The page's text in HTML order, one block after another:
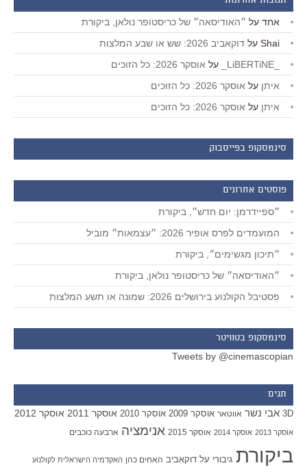
אחד על ״האודיסאה״ של כריסטופר נולאן, ביקורת
Shai על דוקאביב 2026: שש או שבע המלצות
על אוסקר 2026: כל הזוכים
איתן על אוסקר 2026: כל הזוכים
איתן על אוסקר 2026: כל הזוכים
סינמסקופ בפייסבוק
פוסטים אחרונים
״ספיידרמן: יום חדש״, ביקורת
המועמדים לפרס אופיר 2026: ״עצמאות״ מוביל
״תיכון מגשימים״, ביקורת
״האודיסאה״ של כריסטופר נולאן, ביקורת
פסטיבל הקולנוע בירושלים 2026: שמונה או תשע המלצות
סינמסקופ בטוויטר
Tweets by @cinemascopian
תגים
3D אבי נשר אווטאר אוסקר 2009 אוסקר 2010 אוסקר 2011 אוסקר 2012
אוסקר 2013 אוסקר 2014 אוסקר 2015 אנימציה ארבעה כוכבים
ביקורת גיבורי על דוקאביב האחים כהן האקדמיה הישראלית לקולנוע